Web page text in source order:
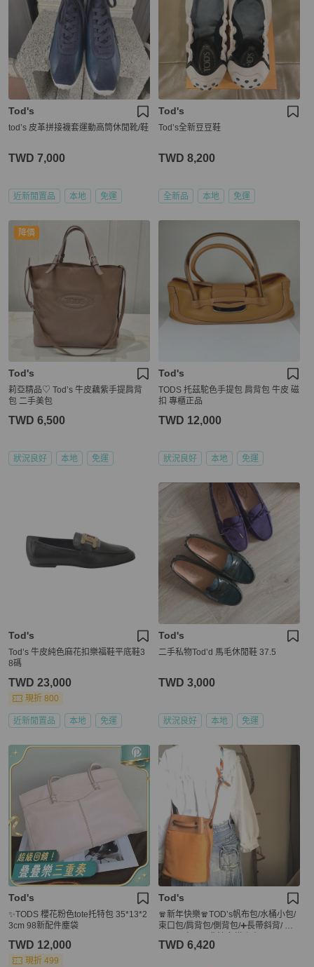
Tod's
tod’s 皮革拼接襪套運動高筒休閒靴/鞋
TWD 7,000
近新閒置品 本地 免運
Tod's
Tod’s全新豆豆鞋
TWD 8,200
全新品 本地 免運
降價
Tod's
莉亞精品♡ Tod’s 牛皮藕紫手提肩背
包 二手美包
TWD 6,500
狀況良好 本地 免運
Tod's
TODS 托茲駝色手提包 肩背包 牛皮 磁
扣 專櫃正品
TWD 12,000
狀況良好 本地 免運
Tod's
Tod’s 牛皮純色麻花扣樂福鞋平底鞋3
8碼
TWD 23,000
現折 800
近新閒置品 本地 免運
Tod's
二手私物Tod’d 馬毛休閒鞋 37.5
TWD 3,000
狀況良好 本地 免運
Tod's
✨TODS 櫻花粉色tote托特包 35*13*2
3cm 98新配件塵袋
TWD 12,000
現折 499
Tod's
🧣新年快樂🧣TOD’s帆布包/水桶小包/
束口包/肩背包/側背包/➕長帶斜背/ 🌠
TWD 6,420